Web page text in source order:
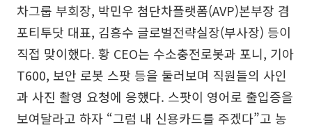
차그룹 부회장, 박민우 첨단차플랫폼(AVP)본부장 겸
포티투닷 대표, 김흥수 글로벌전략실장(부사장) 등이
직접 맞이했다. 황 CEO는 수소충전로봇과 포니, 기아
T600, 보안 로봇 스팟 등을 둘러보며 직원들의 사인
과 사진 촬영 요청에 응했다. 스팟이 영어로 출입증을
보여달라고 하자 “그럼 내 신용카드를 주겠다”고 농